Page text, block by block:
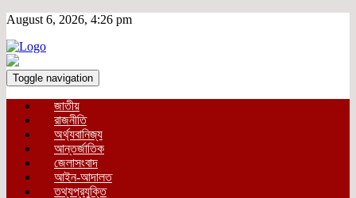
August 6, 2026, 4:26 pm
Toggle navigation
জাতীয়
রাজনীতি
অর্থ্যবানিজ্য
আন্তর্জাতিক
জেলাসংবাদ
আইন-আদালত
তথ্যপ্রযুক্তি